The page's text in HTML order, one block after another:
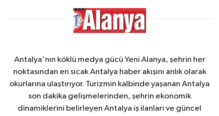
Antalya'nın köklü medya gücü Yeni Alanya, şehrin her
noktasından en sıcak Antalya haber akışını anlık olarak
okurlarına ulaştırıyor. Turizmin kalbinde yaşanan Antalya
son dakika gelişmelerinden, şehrin ekonomik
dinamiklerini belirleyen Antalya iş ilanları ve güncel